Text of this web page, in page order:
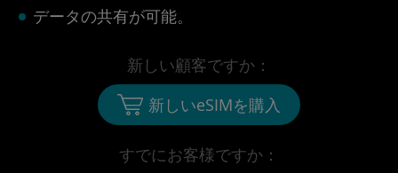
データの共有が可能。
すでにお客様ですか：
新しい顧客ですか：
新しいeSIMを購入